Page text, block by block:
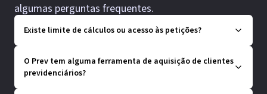
algumas perguntas frequentes.
Existe limite de cálculos ou acesso às petições?
O Prev tem alguma ferramenta de aquisição de clientes
previdenciários?